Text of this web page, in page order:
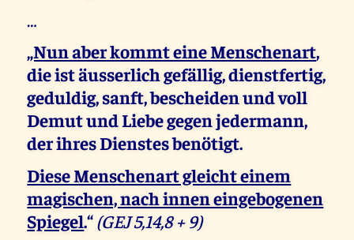
…
„Nun aber kommt eine Menschenart,
die ist äusserlich gefällig, dienstfertig,
geduldig, sanft, bescheiden und voll
Demut und Liebe gegen jedermann,
der ihres Dienstes benötigt.
Diese Menschenart gleicht einem
magischen, nach innen eingebogenen
Spiegel.“(GEJ 5,14,8 + 9)